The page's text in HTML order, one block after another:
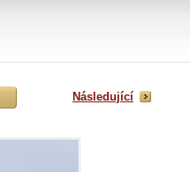
Následující